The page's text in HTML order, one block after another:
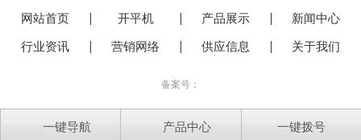
网站首页 开平机 产品展示 新闻中心
行业资讯 营销网络 供应信息 关于我们
备案号：
一键导航 产品中心 一键拨号